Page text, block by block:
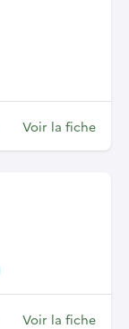
Voir la fiche
Voir la fiche